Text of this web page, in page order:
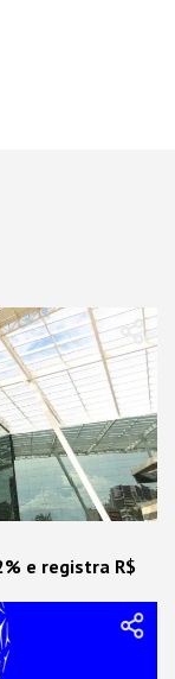
e registra R$